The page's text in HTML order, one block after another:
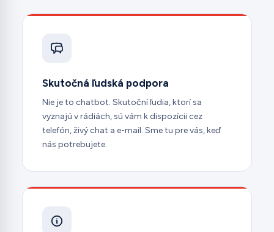
Skutočná ľudská podpora
Nie je to chatbot. Skutoční ľudia, ktorí sa
vyznajú v rádiách, sú vám k dispozícii cez
telefón, živý chat a e-mail. Sme tu pre vás, keď
nás potrebujete.